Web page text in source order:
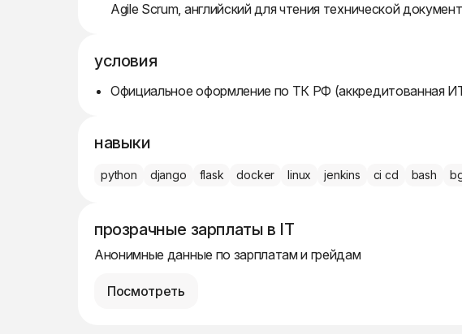
Agile Scrum, английский для чтения технической
условия
Официальное оформление по ТК РФ (аккредитованная
навыки
python django flask docker linux jenkins ci cd bash
прозрачные зарплаты в IT
Анонимные данные по зарплатам и грейдам
Посмотреть